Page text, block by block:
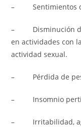
– Sentimientos de
– Disminución del
en actividades con
actividad sexual.
– Pérdida de
– Insomnio
– Irritabilidad,